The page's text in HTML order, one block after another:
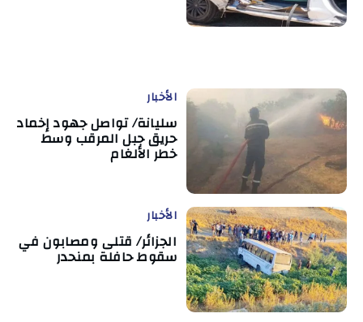
الأخبار
سليانة/ تواصل جهود إخماد
حريق جبل المرقب وسط
خطر الألغام
الأخبار
الجزائر/ قتلى ومصابون في
سقوط حافلة بمنحدر